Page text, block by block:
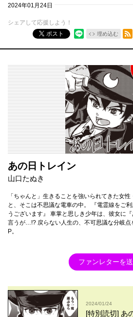
2024年01月24日
シェアして応援しよう！
ポスト
埋め込む
RSSフィード
あの日トレイン
山口たぬき
「ちゃんと」生きることを強いられてきた女
と、そこは不思議な電車の中。 『電霊線をご
うございます』 車掌と思しき少年は、彼女に
言うが…!? 戻らない人生の、不可思議な分岐点
P。
ファンレターを
2024/01/24
[特別読切] あ